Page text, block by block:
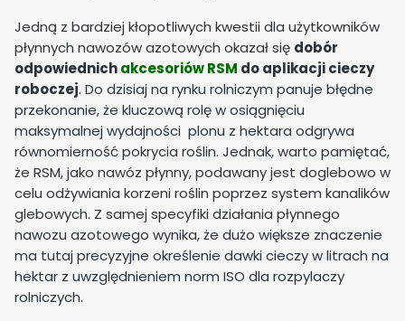
Jedną z bardziej kłopotliwych kwestii dla użytkowników
płynnych nawozów azotowych okazał się dobór
odpowiednichakcesoriów RSM do aplikacji cieczy
roboczej. Do dzisiaj na rynku rolniczym panuje błędne
przekonanie, że kluczową rolę w osiągnięciu
maksymalnej wydajności plonu z hektara odgrywa
równomierność pokrycia roślin. Jednak, warto pamiętać,
że RSM, jako nawóz płynny, podawany jest doglebowo w
celu odżywiania korzeni roślin poprzez system kanalików
glebowych. Z samej specyfiki działania płynnego
nawozu azotowego wynika, że dużo większe znaczenie
ma tutaj precyzyjne określenie dawki cieczy w litrach na
hektar z uwzględnieniem norm ISO dla rozpylaczy
rolniczych.